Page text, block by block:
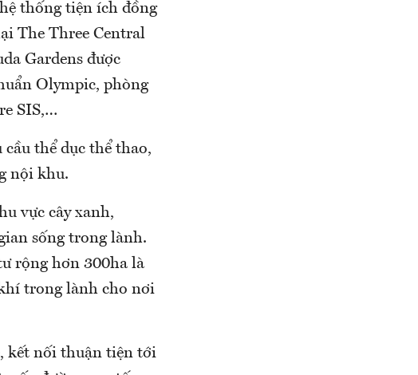
thống tiện ích đồng
The Three Central
Gardens được
Olympic, phòng
SIS,…
thể dục thể thao,
nội khu.
vực cây xanh,
sống trong lành.
rộng hơn 300ha là
trong lành cho nơi
kết nối thuận tiện tới